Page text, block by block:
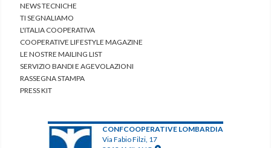
NEWS TECNICHE
TI SEGNALIAMO
L'ITALIA COOPERATIVA
COOPERATIVE LIFESTYLE MAGAZINE
LE NOSTRE MAILING LIST
SERVIZIO BANDI E AGEVOLAZIONI
RASSEGNA STAMPA
PRESS KIT
CONFCOOPERATIVE LOMBARDIA
Via Fabio Filzi, 17